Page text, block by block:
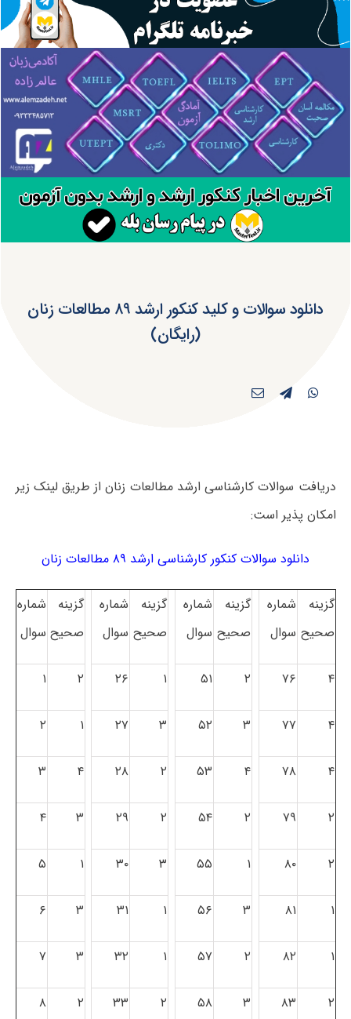
دانلود سوالات و کلید کنکور ارشد ۸۹ مطالعات زنان
(رایگان)
دریافت سوالات کارشناسی ارشد مطالعات زنان از طریق لینک زیر
امکان پذیر است:
دانلود سوالات کنکور کارشناسی ارشد ۸۹ مطالعات زنان
گزینه
صحیح
شماره
سوال
گزینه
صحیح
شماره
سوال
گزینه
صحیح
شماره
سوال
گزینه
صحیح
شماره
سوال
۴ ۷۶ ۲ ۵۱ ۱ ۲۶ ۲ ۱
۴ ۷۷ ۳ ۵۲ ۳ ۲۷ ۱ ۲
۴ ۷۸ ۴ ۵۳ ۲ ۲۸ ۴ ۳
۲ ۷۹ ۲ ۵۴ ۲ ۲۹ ۳ ۴
۲ ۸۰ ۱ ۵۵ ۳ ۳۰ ۱ ۵
۱ ۸۱ ۳ ۵۶ ۱ ۳۱ ۳ ۶
۱ ۸۲ ۲ ۵۷ ۱ ۳۲ ۳ ۷
۲ ۸۳ ۳ ۵۸ ۲ ۳۳ ۲ ۸